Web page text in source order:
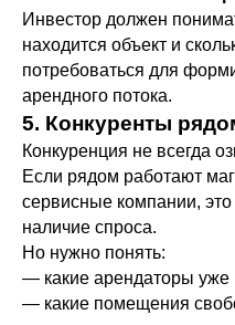
Инвестор должен
находится объект и
потребоваться для
арендного потока.
5. Конкуренты
Конкуренция не всегда
Если рядом работают
сервисные компании,
наличие спроса.
Но нужно понять:
— какие арендаторы уже
— какие помещения